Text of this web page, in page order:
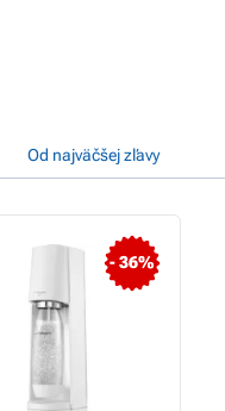
Od najväčšej zľavy
- 36%